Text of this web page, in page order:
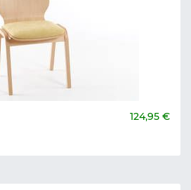
124,95 €